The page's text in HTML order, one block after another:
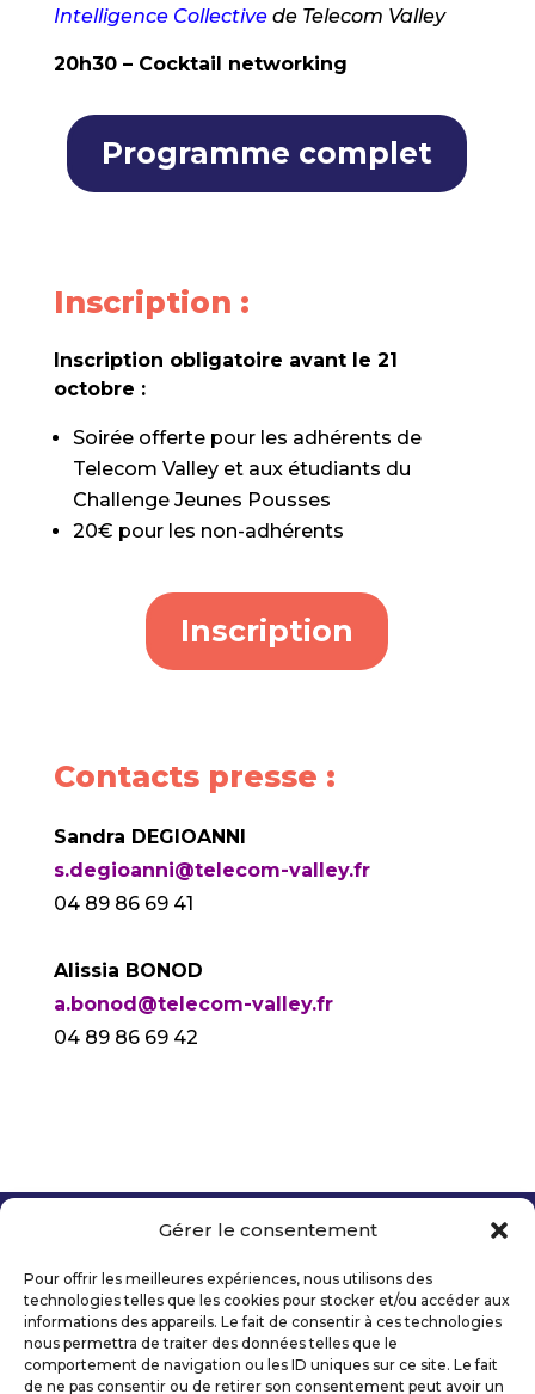
Gérer le consentement
Pour offrir les meilleures expériences, nous utilisons des
technologies telles que les cookies pour stocker et/ou accéder aux
informations des appareils. Le fait de consentir à ces technologies
nous permettra de traiter des données telles que le
comportement de navigation ou les ID uniques sur ce site. Le fait
de ne pas consentir ou de retirer son consentement peut avoir un
Intelligence Collectivede Telecom Valley
20h30 – Cocktail networking
Programme complet
Inscription :
Inscription obligatoire avant le 21
octobre :
Soirée offerte pour les adhérents de
Telecom Valley et aux étudiants du
Challenge Jeunes Pousses
20€ pour les non-adhérents
Inscription
Contacts presse :
Sandra DEGIOANNI
s.degioanni@telecom-valley.fr
04 89 86 69 41
Alissia BONOD
a.bonod@telecom-valley.fr
04 89 86 69 42
Mentions légales
Politique de confidentialité
Déclaration d’accessibilité numérique